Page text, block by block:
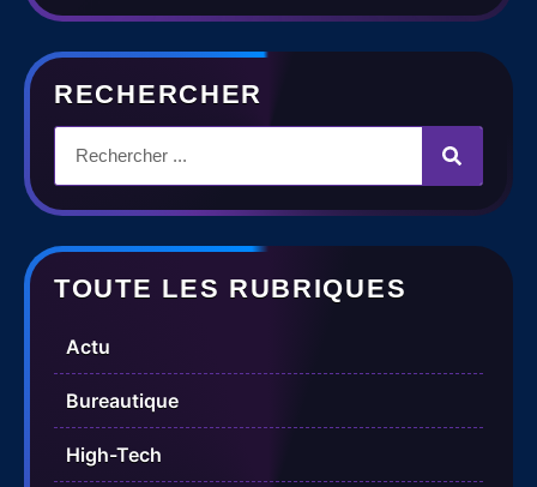
RECHERCHER
TOUTE LES RUBRIQUES
Actu
Bureautique
High-Tech